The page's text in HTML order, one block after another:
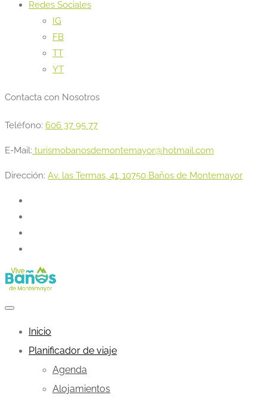
Redes Sociales
IG
FB
TT
YT
Contacta con Nosotros
Teléfono: 606 37 95 77
E-Mail: turismobanosdemontemayor@hotmail.com
Dirección: Av. las Termas, 41, 10750 Baños de Montemayor
Inicio
Planificador de viaje
Agenda
Alojamientos